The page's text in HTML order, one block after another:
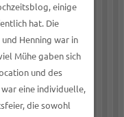
einige
hat. Die
Henning war in
Mühe gaben sich
und des
eine individuelle,
die sowohl